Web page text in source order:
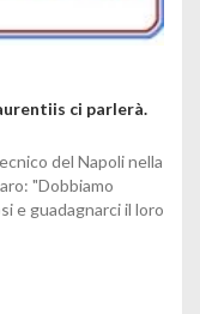
ci parlerà.
del Napoli nella
"Dobbiamo
e guadagnarci il loro